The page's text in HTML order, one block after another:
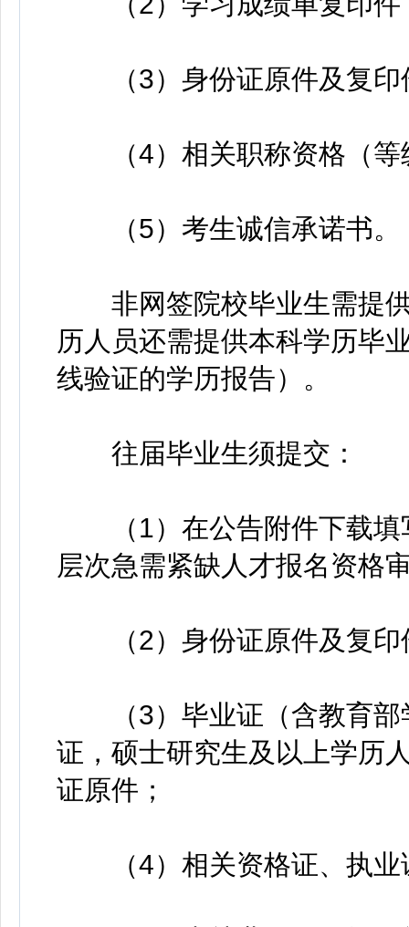
（3）身份证原件及复印
（4）相关职称资格（等
（5）考生诚信承诺书。
非网签院校毕业生需提供
历人员还需提供本科学历毕
线验证的学历报告）。
往届毕业生须提交：
（1）在公告附件下载填
层次急需紧缺人才报名资格
（2）身份证原件及复印
（3）毕业证（含教育部
证，硕士研究生及以上学历
证原件；
（4）相关资格证、执业